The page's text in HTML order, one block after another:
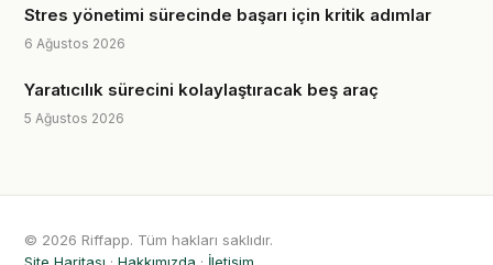
Stres yönetimi sürecinde başarı için kritik adımlar
6 Ağustos 2026
Yaratıcılık sürecini kolaylaştıracak beş araç
5 Ağustos 2026
© 2026 Riffapp. Tüm hakları saklıdır.